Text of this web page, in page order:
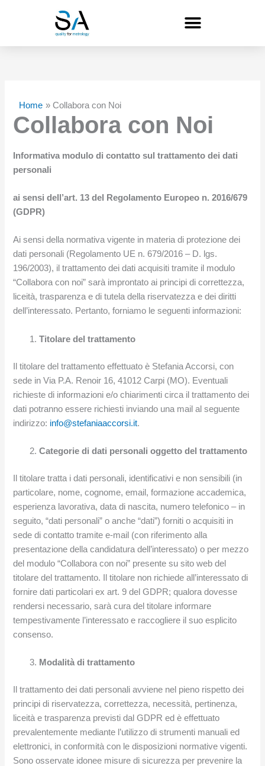
Home Collabora con Noi
Collabora con Noi
Informativa modulo di contatto sul trattamento dei dati
personali
ai sensi dell’art. 13 del Regolamento Europeo n. 2016/679
(GDPR)
Ai sensi della normativa vigente in materia di protezione dei
dati personali (Regolamento UE n. 679/2016 – D. lgs.
196/2003), il trattamento dei dati acquisiti tramite il modulo
“Collabora con noi” sarà improntato ai principi di correttezza,
liceità, trasparenza e di tutela della riservatezza e dei diritti
dell’interessato. Pertanto, forniamo le seguenti informazioni:
Titolare del trattamento
Il titolare del trattamento effettuato è Stefania Accorsi, con
sede in Via P.A. Renoir 16, 41012 Carpi (MO). Eventuali
richieste di informazioni e/o chiarimenti circa il trattamento dei
dati potranno essere richiesti inviando una mail al seguente
indirizzo: info@stefaniaaccorsi.it.
Categorie di dati personali oggetto del trattamento
Il titolare tratta i dati personali, identificativi e non sensibili (in
particolare, nome, cognome, email, formazione accademica,
esperienza lavorativa, data di nascita, numero telefonico – in
seguito, “dati personali” o anche “dati”) forniti o acquisiti in
sede di contatto tramite e-mail (con riferimento alla
presentazione della candidatura dell’interessato) o per mezzo
del modulo “Collabora con noi” presente su sito web del
titolare del trattamento. Il titolare non richiede all’interessato di
fornire dati particolari ex art. 9 del GDPR; qualora dovesse
rendersi necessario, sarà cura del titolare informare
tempestivamente l’interessato e raccogliere il suo esplicito
consenso.
Modalità di trattamento
Il trattamento dei dati personali avviene nel pieno rispetto dei
principi di riservatezza, correttezza, necessità, pertinenza,
liceità e trasparenza previsti dal GDPR ed è effettuato
prevalentemente mediante l’utilizzo di strumenti manuali ed
elettronici, in conformità con le disposizioni normative vigenti.
Sono osservate idonee misure di sicurezza per prevenire la